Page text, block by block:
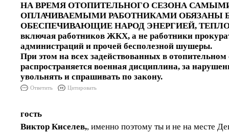
НА ВРЕМЯ ОТОПИТЕЛЬНОГО СЕЗОНА
ОПЛАЧИВАЕМЫМИ РАБОТНИКАМИ ОБЯЗАНЫ
ОБЕСПЕЧИВАЮЩИЕ НАРОД ЭНЕРГИЕЙ,
включая работников ЖКХ, а не работники
администраций и прочей бесполезной шушеры.
При этом на всех задействованных в отопительном
распространяется военная дисциплина, за
увольнять и спрашивать по закону.
Ответить Цитировать
гость
Виктор Киселев,, именно поэтому ты и не на месте